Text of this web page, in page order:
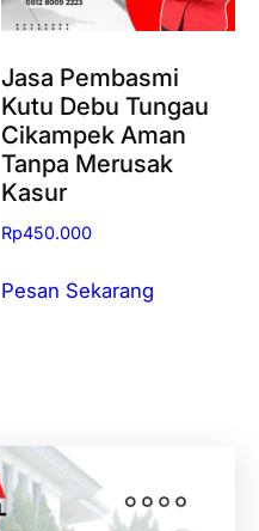
Jasa Pembasmi
Kutu Debu Tungau
Cikampek Aman
Tanpa Merusak
Kasur
Rp450.000
Pesan Sekarang